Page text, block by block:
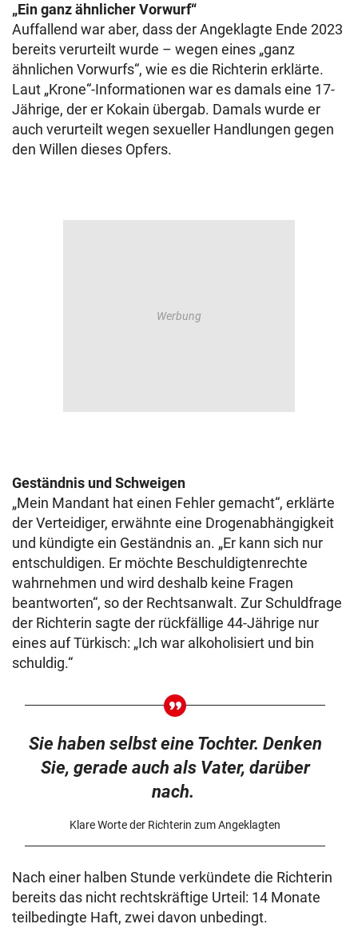
„Ein ganz ähnlicher Vorwurf“
Auffallend war aber, dass der Angeklagte Ende 2023
bereits verurteilt wurde – wegen eines „ganz
ähnlichen Vorwurfs“, wie es die Richterin erklärte.
Laut „Krone“-Informationen war es damals eine 17-
Jährige, der er Kokain übergab. Damals wurde er
auch verurteilt wegen sexueller Handlungen gegen
den Willen dieses Opfers.
Geständnis und Schweigen
„Mein Mandant hat einen Fehler gemacht“, erklärte
der Verteidiger, erwähnte eine Drogenabhängigkeit
und kündigte ein Geständnis an. „Er kann sich nur
entschuldigen. Er möchte Beschuldigtenrechte
wahrnehmen und wird deshalb keine Fragen
beantworten“, so der Rechtsanwalt. Zur Schuldfrage
der Richterin sagte der rückfällige 44-Jährige nur
eines auf Türkisch: „Ich war alkoholisiert und bin
schuldig.“
Sie haben selbst eine Tochter. Denken
Sie, gerade auch als Vater, darüber
nach.
Klare Worte der Richterin zum Angeklagten
Nach einer halben Stunde verkündete die Richterin
bereits das nicht rechtskräftige Urteil: 14 Monate
teilbedingte Haft, zwei davon unbedingt.